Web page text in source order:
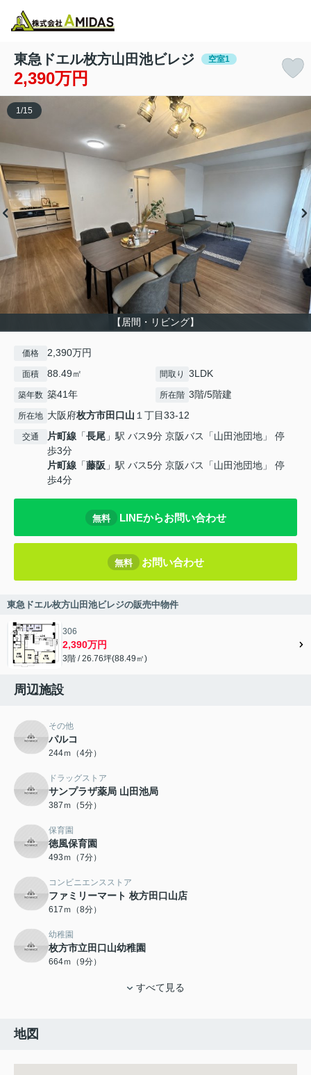
東急ドエル枚方山田池ビレジ 空室1
2,390万円
【居間・リビング】
1 /15
価格 2,390万円
面積 88.49㎡ 間取り 3LDK
築年数 築41年 所在階 3階/5階建
所在地 大阪府枚方市田口山 １丁目33-12
交通 片町線 「長尾 」駅 バス9分 京阪バス「山田池団地」 停
歩3分
片町線 「藤阪 」駅 バス5分 京阪バス「山田池団地」 停
歩4分
無料 LINEからお問い合わせ
無料 お問い合わせ
東急ドエル枚方山田池ビレジの販売中物件
306
2,390万円
3階 / 26.76坪(88.49㎡)
周辺施設
その他
パルコ
244ｍ（4分）
ドラッグストア
サンプラザ薬局 山田池局
387ｍ（5分）
保育園
徳風保育園
493ｍ（7分）
コンビニエンスストア
ファミリーマート 枚方田口山店
617ｍ（8分）
幼稚園
枚方市立田口山幼稚園
664ｍ（9分）
すべて見る
地図